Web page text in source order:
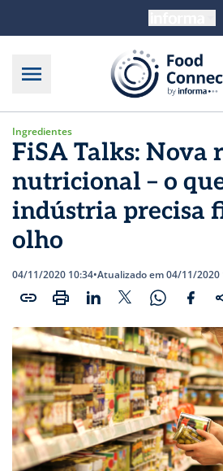
Ingredientes
FiSA Talks: Nova
nutricional – o
indústria precisa
olho
04/11/2020 10:34•Atualizado em 04/11/2020